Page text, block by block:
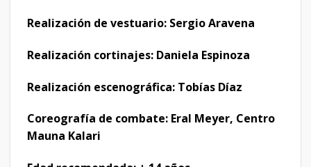
Realización de vestuario: Sergio Aravena
Realización cortinajes: Daniela Espinoza
Realización escenográfica: Tobías Díaz
Coreografía de combate: Eral Meyer, Centro
Mauna Kalari